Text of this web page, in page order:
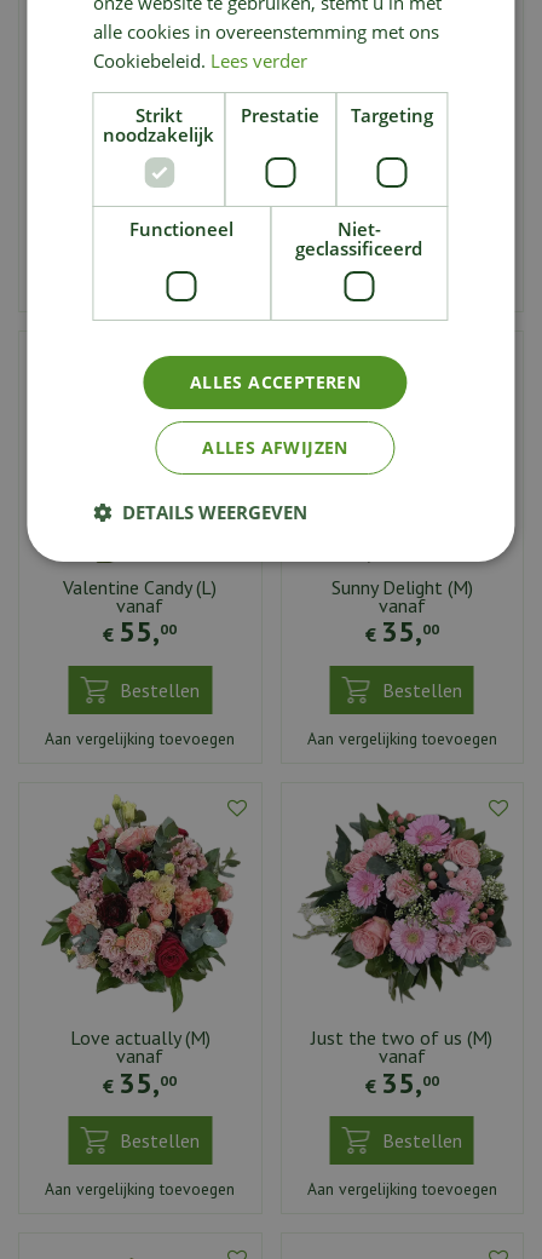
Harmony's Charm (M)
vanaf
35,00
Bestellen
Aan vergelijking toevoegen
vanaf
35
Bestellen
Aan vergelijking toevoegen
Valentine Candy (L)
vanaf
€ 55,00
Bestellen
Aan vergelijking toevoegen
Sunny Delight (M)
vanaf
€ 35,00
Bestellen
Aan vergelijking toevoegen
Love actually (M)
vanaf
€ 35,00
Bestellen
Aan vergelijking toevoegen
Just the two of us (M)
vanaf
€ 35,00
Bestellen
Aan vergelijking toevoegen
alle cookies in overeenstemming met ons
Cookiebeleid. Lees verder
Strikt
noodzakelijk
Prestatie Targeting
Functioneel
Niet-
geclassificeerd
ALLES ACCEPTEREN
ALLES AFWIJZEN
DETAILS WEERGEVEN